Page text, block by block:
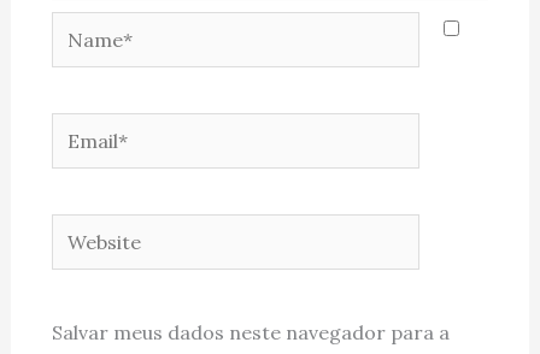
Name*
Email*
Website
Salvar meus dados neste navegador para a